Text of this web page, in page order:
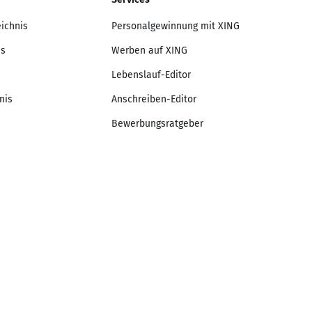
Personalgewinnung mit XING
Werben auf XING
Lebenslauf-Editor
Anschreiben-Editor
Bewerbungsratgeber